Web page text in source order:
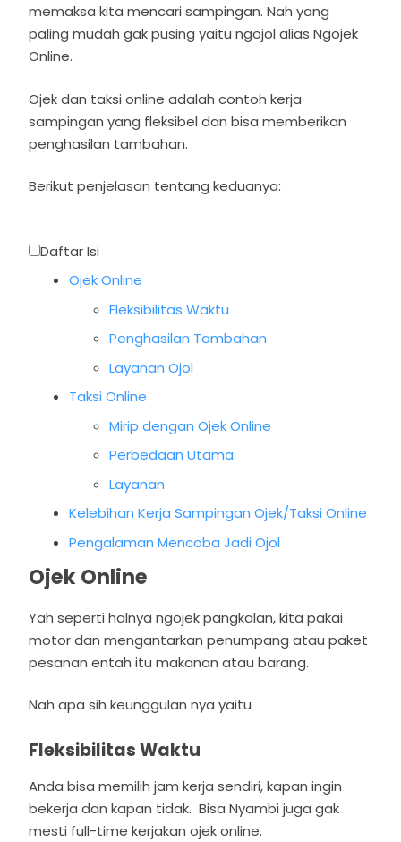
memaksa kita mencari sampingan. Nah yang
paling mudah gak pusing yaitu ngojol alias Ngojek
Online.
Ojek dan taksi online adalah contoh kerja
sampingan yang fleksibel dan bisa memberikan
penghasilan tambahan.
Berikut penjelasan tentang keduanya:
Daftar Isi
Ojek Online
Fleksibilitas Waktu
Penghasilan Tambahan
Layanan Ojol
Taksi Online
Mirip dengan Ojek Online
Perbedaan Utama
Layanan
Kelebihan Kerja Sampingan Ojek/Taksi Online
Pengalaman Mencoba Jadi Ojol
Ojek Online
Yah seperti halnya ngojek pangkalan, kita pakai
motor dan mengantarkan penumpang atau paket
pesanan entah itu makanan atau barang.
Nah apa sih keunggulan nya yaitu
Fleksibilitas Waktu
Anda bisa memilih jam kerja sendiri, kapan ingin
bekerja dan kapan tidak. Bisa Nyambi juga gak
mesti full-time kerjakan ojek online.